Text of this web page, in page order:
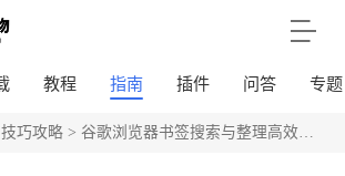
教程 指南 插件 问答 专题
技巧攻略> 谷歌浏览器书签搜索与整理高效操作方法